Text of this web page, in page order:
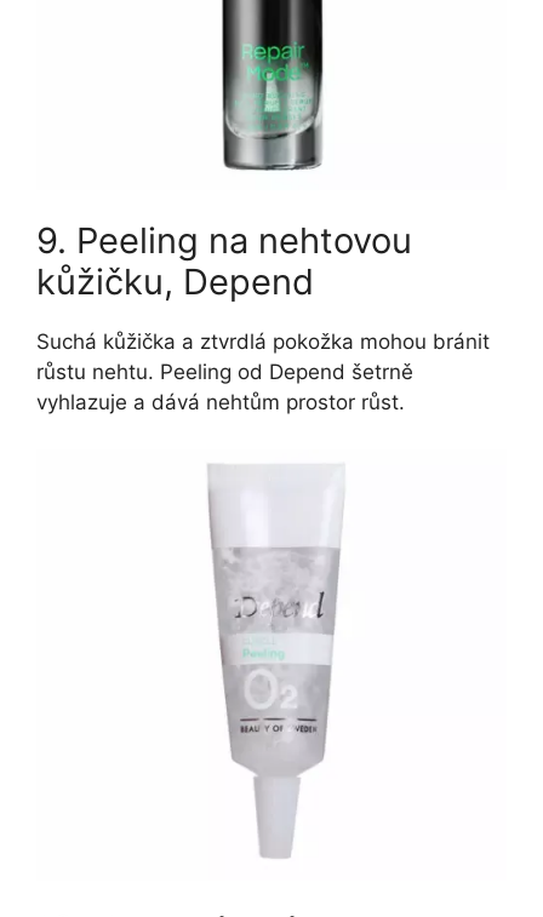
9. Peeling na nehtovou
kůžičku, Depend
Suchá kůžička a ztvrdlá pokožka mohou bránit
růstu nehtu. Peeling od Depend šetrně
vyhlazuje a dává nehtům prostor růst.